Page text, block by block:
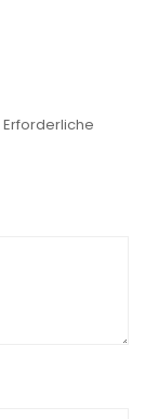
Erforderliche